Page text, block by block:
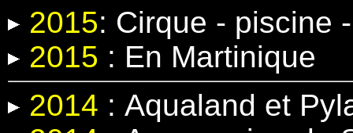
2015: Cirque - piscine
2015 : En Martinique
2014 : Aqualand et